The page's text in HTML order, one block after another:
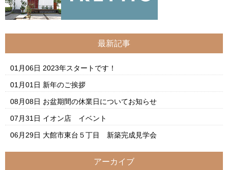
最新記事
01月06日 2023年スタートです！
01月01日 新年のご挨拶
08月08日 お盆期間の休業日についてお知らせ
07月31日 イオン店 イベント
06月29日 大館市東台５丁目 新築完成見学会
アーカイブ